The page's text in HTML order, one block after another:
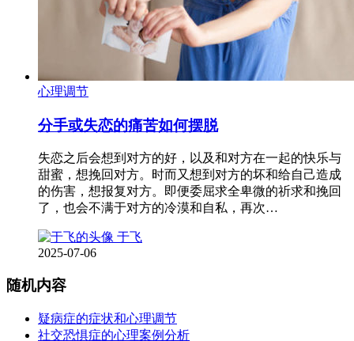
心理调节
分手或失恋的痛苦如何摆脱
失恋之后会想到对方的好，以及和对方在一起的快乐与
甜蜜，想挽回对方。时而又想到对方的坏和给自己造成
的伤害，想报复对方。即便委屈求全卑微的祈求和挽回
了，也会不满于对方的冷漠和自私，再次…
于飞
2025-07-06
随机内容
疑病症的症状和心理调节
社交恐惧症的心理案例分析